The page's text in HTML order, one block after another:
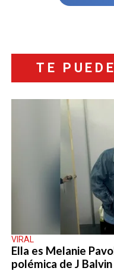
TE
VIRAL
Ella es Melanie
polémica de J Balvin